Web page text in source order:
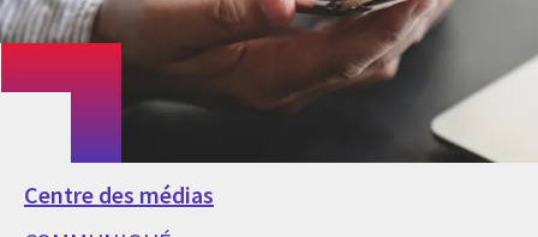
Centre des médias